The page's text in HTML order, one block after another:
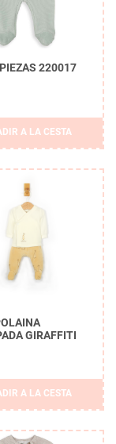
220017
A LA CESTA
GIRAFFITI
A LA CESTA